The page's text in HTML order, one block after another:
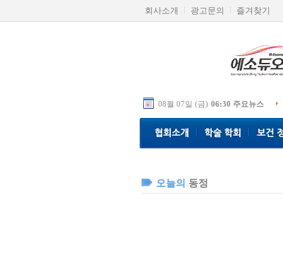
회사소개 광고문의 즐겨찾기
08월 07일 (금) 06:30 주요뉴스
오늘의 동정